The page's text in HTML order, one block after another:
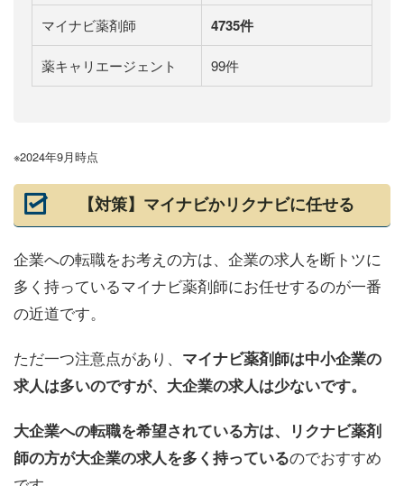
マイナビ薬剤師 4735件
薬キャリエージェント 99件
※2024年9月時点
【対策】マイナビかリクナビに任せる
企業への転職をお考えの方は、企業の求人を断トツに
多く持っているマイナビ薬剤師にお任せするのが一番
の近道です。
ただ一つ注意点があり、 マイナビ薬剤師は中小企業の
求人は多いのですが、大企業の求人は少ないです。
大企業への転職を希望されている方は、リクナビ薬剤
師の方が大企業の求人を多く持っているのでおすすめ